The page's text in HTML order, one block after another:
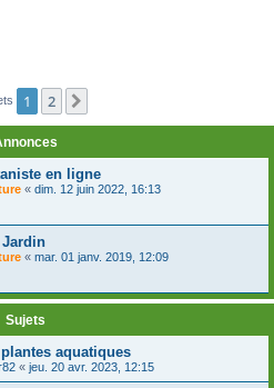
1 2
en ligne
« dim. 12 juin 2022, 16:13
« mar. 01 janv. 2019, 12:09
Sujets
aquatiques
« jeu. 20 avr. 2023, 12:15